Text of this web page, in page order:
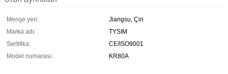
Menşe yeri:
Jiangsu, Çin
Marka adı:
TYSIM
Sertifika:
CE/ISO9001
Model numarası:
KR80A